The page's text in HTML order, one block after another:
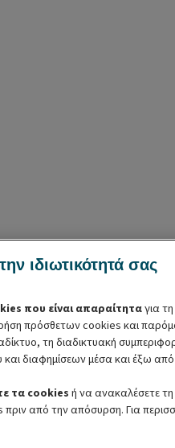
ιδιωτικότητά σας
που είναι απαραίτηταγια
πρόσθετων cookies και
τη διαδικτυακή
και διαφημίσεων μέσα και έξω
τα cookies ή να ανακαλέσετε
από την απόσυρση. Για